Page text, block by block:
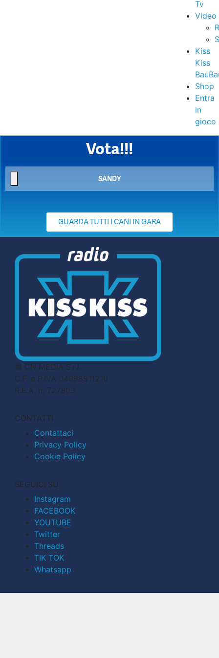
Tv
Video
Kiss
Kiss
Shop
Entra
in
gioco
Vota!!!
SANDY
GUARDA TUTTI I CANI IN GARA
© CN MEDIA S.r.l.
C.F. e P.IVA 04998911210
R.E.A. n. 727803
CONTATTI
Contattaci
Privacy Policy
Cookie Policy
SEGUICI SU
Instagram
FACEBOOK
YOUTUBE
Twitter
Threads
TIK TOK
Whatsapp